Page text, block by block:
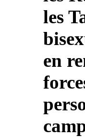
les
en